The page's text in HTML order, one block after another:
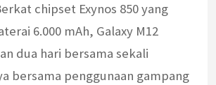
chipset Exynos 850 yang
6.000 mAh, Galaxy M12
dua hari bersama sekali
bersama penggunaan gampang